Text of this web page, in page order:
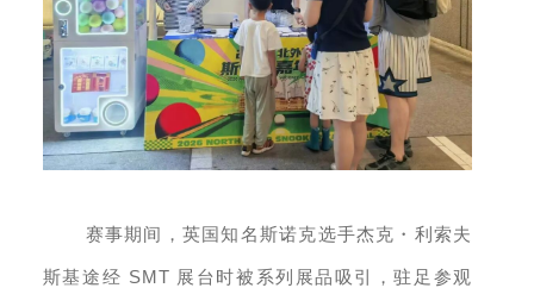
赛事期间，英国知名斯诺克选手杰克 ・ 利索夫
斯基途经 SMT 展台时被系列展品吸引，驻足参观